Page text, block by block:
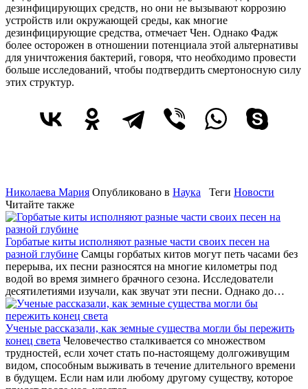
дезинфицирующих средств, но они не вызывают коррозию
устройств или окружающей среды, как многие
дезинфицирующие средства, отмечает Чен. Однако Фадж
более осторожен в отношении потенциала этой альтернативы
для уничтожения бактерий, говоря, что необходимо провести
больше исследований, чтобы подтвердить смертоносную силу
этих структур.
Николаева Мария Опубликовано в Наука Теги Новости
Читайте также
Горбатые киты исполняют разные части своих песен на
разной глубине Самцы горбатых китов могут петь часами без
перерыва, их песни разносятся на многие километры под
водой во время зимнего брачного сезона. Исследователи
десятилетиями изучали, как звучат эти песни. Однако до…
Ученые рассказали, как земные существа могли бы пережить
конец света Человечество сталкивается со множеством
трудностей, если хочет стать по-настоящему долгоживущим
видом, способным выживать в течение длительного времени
в будущем. Если нам или любому другому существу, которое